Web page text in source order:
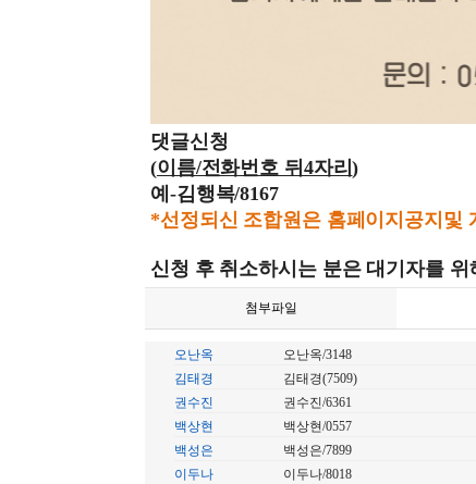
댓글신청
(이름/전화번호 뒤4자리)
예-김행복/8167
*선정되신 조합원은 홈페이지공지및
신청 후 취소하시는 분은 대기자를
첨부파일
오난옥 오난옥/3148
김태경
김태경(7509)
권수진
권수진/6361
백상현
백상현/0557
백성은
백성은/7899
이두나
이두나/8018